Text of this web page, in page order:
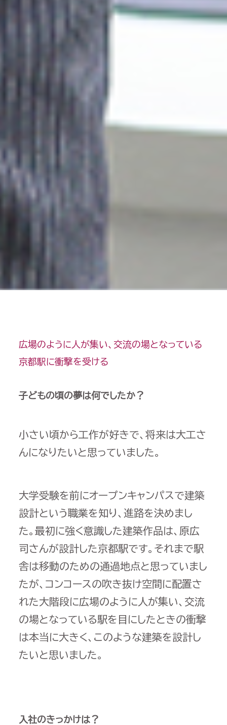
広場のように人が集い、交流の場となっている
京都駅に衝撃を受ける
子どもの頃の夢は何でしたか？
小さい頃から工作が好きで、将来は大工さ
んになりたいと思っていました。
大学受験を前にオープンキャンパスで建築
設計という職業を知り、進路を決めまし
た。最初に強く意識した建築作品は、原広
司さんが設計した京都駅です。それまで駅
舎は移動のための通過地点と思っていまし
たが、コンコースの吹き抜け空間に配置さ
れた大階段に広場のように人が集い、交流
の場となっている駅を目にしたときの衝撃
は本当に大きく、このような建築を設計し
たいと思いました。
入社のきっかけは？